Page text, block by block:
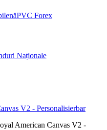
PVC Forex
Naționale
V2 - Personalisierbar
American Canvas V2 -